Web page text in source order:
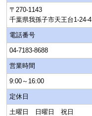
〒270-1143
千葉県我孫子市天王台1-24-4
電話番号
04-7183-8688
営業時間
9:00～16:00
定休日
土曜日 日曜日 祝日